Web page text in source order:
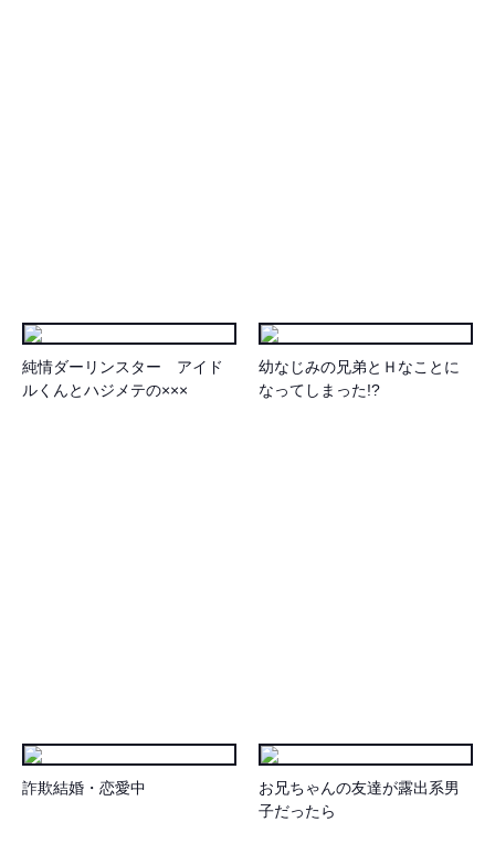
純情ダーリンスター アイド
ルくんとハジメテの×××
幼なじみの兄弟とＨなことに
なってしまった!?
詐欺結婚・恋愛中
お兄ちゃんの友達が露出系男
子だったら